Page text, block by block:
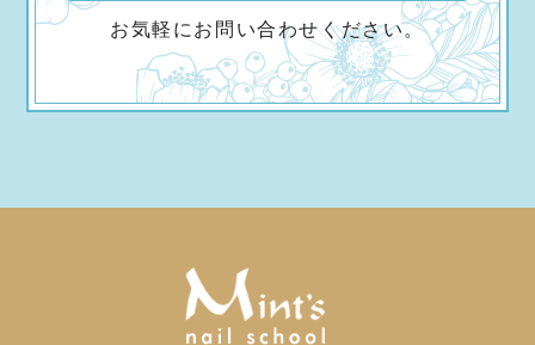
お気軽にお問い合わせください。